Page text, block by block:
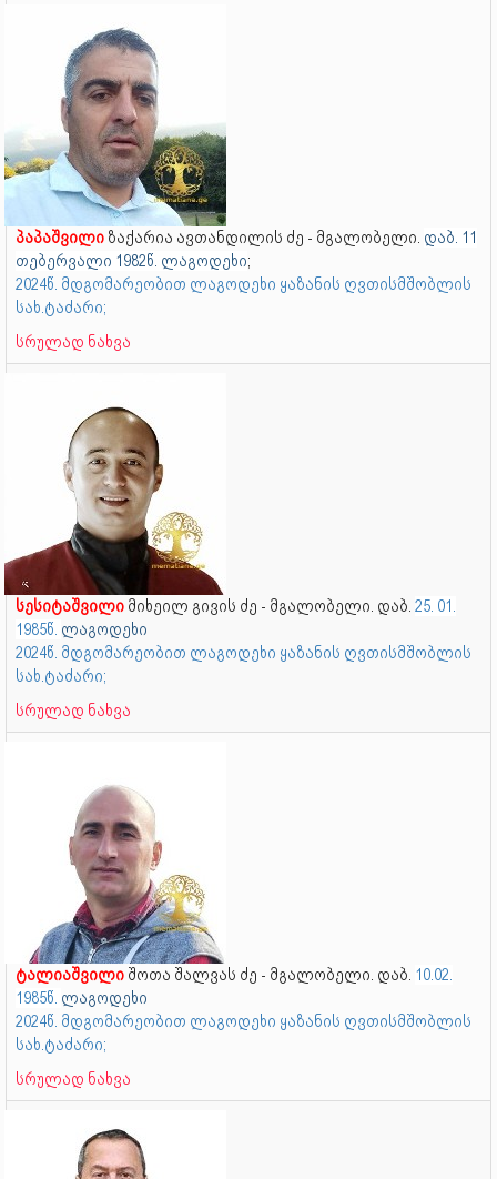
პაპაშვილი ზაქარია ავთანდილის ძე - მგალობელი. დაბ. 11
თებერვალი 1982წ. ლაგოდეხი;
2024წ. მდგომარეობით ლაგოდეხი ყაზანის ღვთისმშობლის
სახ.ტაძარი;
სრულად ნახვა
სესიტაშვილი მიხეილ გივის ძე - მგალობელი. დაბ. 25. 01.
1985წ. ლაგოდეხი
2024წ. მდგომარეობით ლაგოდეხი ყაზანის ღვთისმშობლის
სახ.ტაძარი;
სრულად ნახვა
ტალიაშვილი შოთა შალვას ძე - მგალობელი. დაბ. 10.02.
1985წ. ლაგოდეხი
2024წ. მდგომარეობით ლაგოდეხი ყაზანის ღვთისმშობლის
სახ.ტაძარი;
სრულად ნახვა